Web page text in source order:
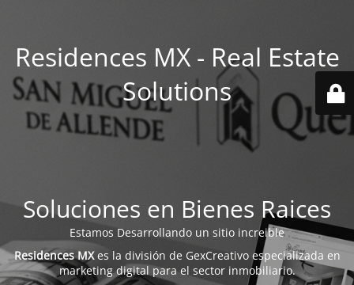
Residences MX - Real Estate
Solutions
Soluciones en Bienes Raices
Estamos Desarrollando un sitio increible
Residences MXes la división de GexCreativo especializada en
marketing digital para el sector inmobiliario.